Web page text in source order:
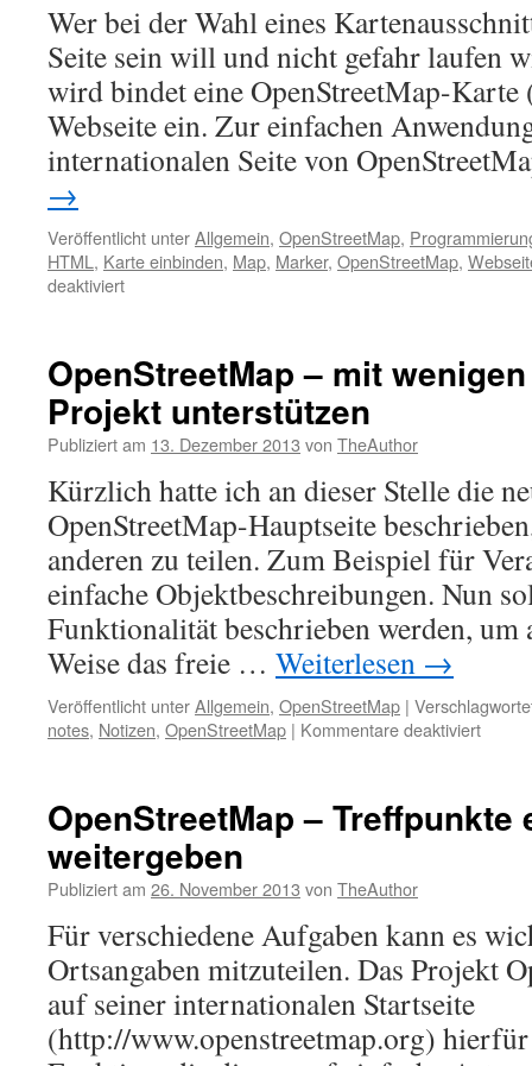
Wer bei der Wahl eines
Seite sein will und nicht gefahr laufen
wird bindet eine OpenStreetMap-Karte
Webseite ein. Zur einfachen
internationalen Seite von
→
Veröffentlicht unterAllgemein, OpenStreetMap,
HTML , Karte einbinden, Map, Marker, OpenStreetMap,
deaktiviertfür
Webseite
einbinden
OpenStreetMap – mit
Projekt unterstützen
Publiziert am 13. Dezember 2013 von TheAuthor
Kürzlich hatte ich an dieser Stelle die
OpenStreetMap-Hauptseite
anderen zu teilen. Zum Beispiel für
einfache Objektbeschreibungen. Nun
Funktionalität beschrieben werden,
Weise das freie … Weiterlesen →
Veröffentlicht unterAllgemein, OpenStreetMap |
notes, Notizen, OpenStreetMap | Kommentare deaktiviertfür
OpenStreetMap – Treffpunkte
weitergeben
Publiziert am 26. November 2013 von TheAuthor
Für verschiedene Aufgaben kann es
Ortsangaben mitzuteilen. Das Projekt
auf seiner internationalen Startseite
(http://www.openstreetmap.org) hierfür